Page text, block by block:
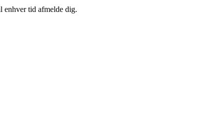
enhver tid afmelde dig.